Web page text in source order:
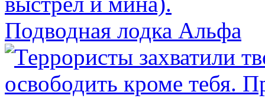
Подводная лодка Альфа